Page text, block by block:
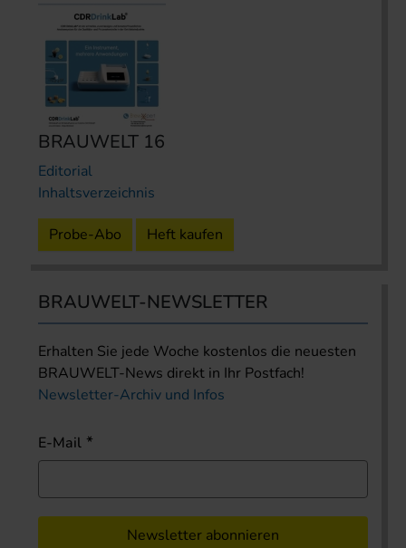
BRAUWELT 16
Editorial
Inhaltsverzeichnis
Probe-Abo Heft kaufen
BRAUWELT-NEWSLETTER
Erhalten Sie jede Woche kostenlos die neuesten
BRAUWELT-News direkt in Ihr Postfach!
Newsletter-Archiv und Infos
E-Mail
Newsletter abonnieren